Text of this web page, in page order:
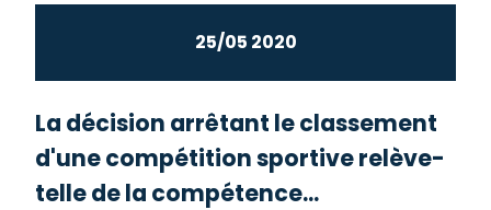
25/05 2020
La décision arrêtant le classement
d'une compétition sportive relève-
telle de la compétence...